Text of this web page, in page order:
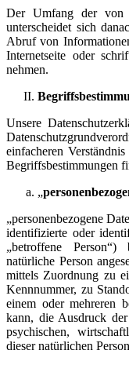
Der Umfang der von
unterscheidet sich
Abruf von
Internetseite oder
nehmen.
Unsere
einfacheren
Begriffsbestimmungen
„
„personenbezogene
identifizierte oder
„betroffene
natürliche Person
mittels Zuordnung zu
Kennnummer, zu
einem oder mehreren
kann, die Ausdruck der
psychischen,
dieser natürlichen